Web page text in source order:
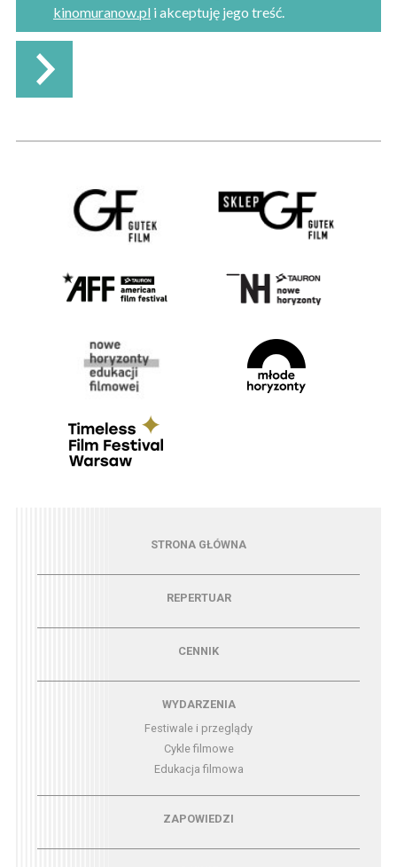
kinomuranow.pl i akceptuję jego treść.
Menu - strona główna
STRONA GŁÓWNA
Menu - repertuarREPERTUAR
CENNIK
Menu - wydarzeniaWYDARZENIA
Festiwale i przeglądy
Cykle filmowe
Edukacja filmowa
Menu - zapowiedziZAPOWIEDZI